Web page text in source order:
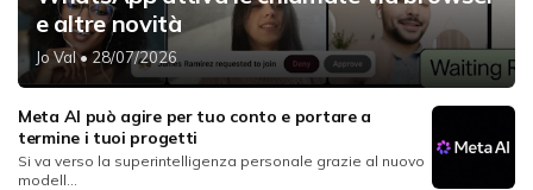
e altre novità
Jo Val• 28/07/2026
Meta AI può agire per tuo conto e portare a
termine i tuoi progetti
Si va verso la superintelligenza personale grazie al nuovo
modell...